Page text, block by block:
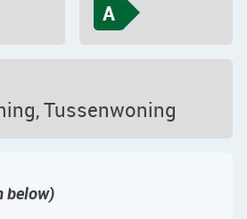
A
Tussenwoning
below)